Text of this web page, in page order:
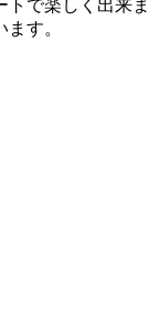
トで楽しく出来ま
す。